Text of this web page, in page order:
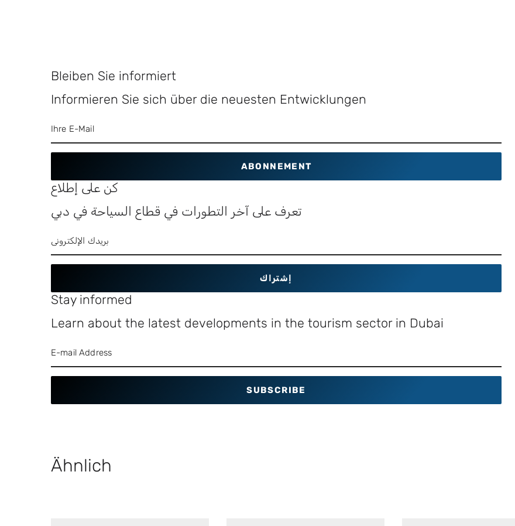
Bleiben Sie informiert
Informieren Sie sich über die neuesten Entwicklungen
ABONNEMENT
كن على إطلاع
تعرف على آخر التطورات في قطاع السياحة في دبي
إشتراك
Stay informed
Learn about the latest developments in the tourism sector in Dubai
SUBSCRIBE
Ähnlich